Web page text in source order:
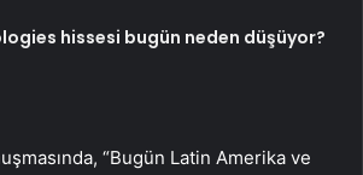
hissesi bugün neden düşüyor?
“Bugün Latin Amerika ve